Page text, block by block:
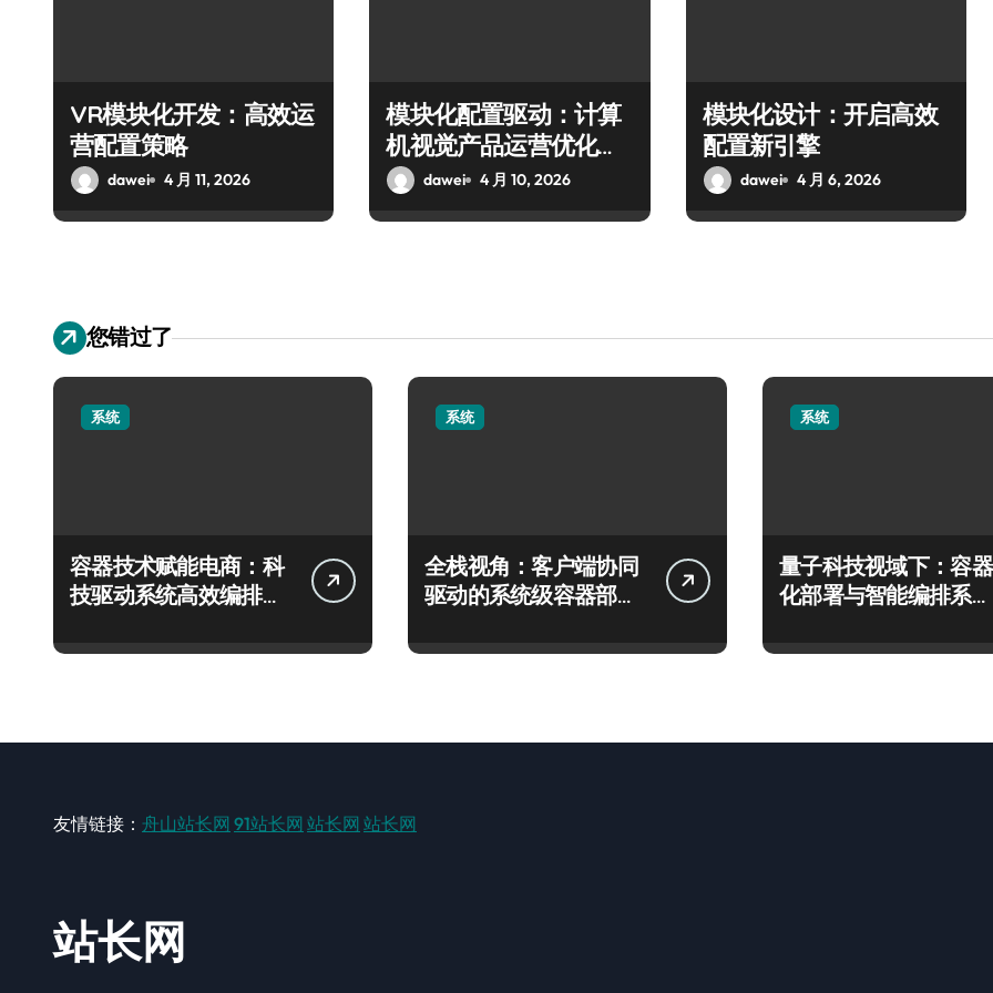
VR模块化开发：高效运
营配置策略
dawei 4 月 11, 2026
模块化配置驱动：计算
机视觉产品运营优化新
策略dawei 4 月 10, 2026
模块化设计：开启高效
配置新引擎
dawei 4 月 6, 2026
您错过了
系统
容器技术赋能电商：科
技驱动系统高效编排与
系统
全栈视角：客户端协同
驱动的系统级容器部署
系统
量子科技视域下：容器
化部署与智能编排系统
友情链接： 舟山站长网 91站长网 站长网 站长网
站长网